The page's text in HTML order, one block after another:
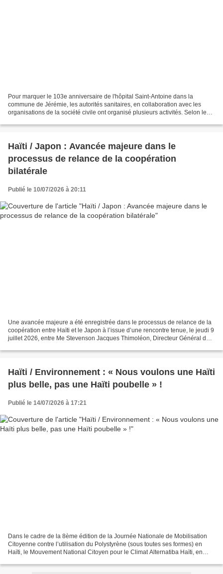
Pour marquer le 103e anniversaire de l'hôpital Saint-Antoine dans la
commune de Jérémie, les autorités sanitaires, en collaboration avec les
organisations de la société civile ont organisé plusieurs activités. Selon le
Haïti / Japon : Avancée majeure dans le
processus de relance de la coopération
bilatérale
Publié le 10/07/2026 à 20:11
Une avancée majeure a été enregistrée dans le processus de relance de la
coopération entre Haïti et le Japon à l’issue d’une rencontre tenue, le jeudi 9
juillet 2026, entre Me Stevenson Jacques Thimoléon, Directeur Général du
Haïti / Environnement : « Nous voulons une Haïti
plus belle, pas une Haïti poubelle » !
Publié le 14/07/2026 à 17:21
Dans le cadre de la 8ème édition de la Journée Nationale de Mobilisation
Citoyenne contre l’utilisation du Polystyrène (sous toutes ses formes) en
Haïti, le Mouvement National Citoyen pour le Climat Alternatiba Haïti, en